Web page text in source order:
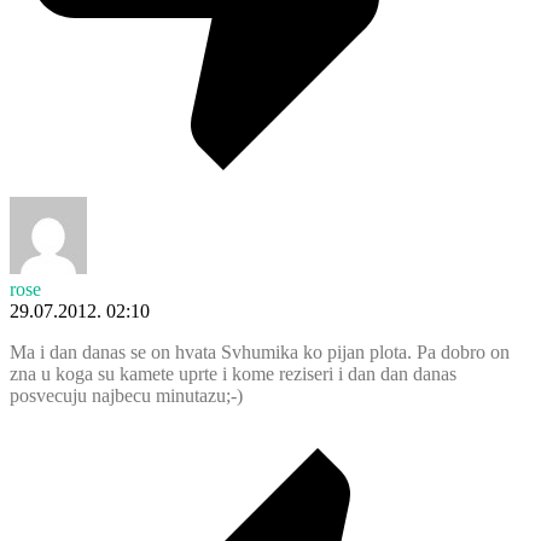
rose
29.07.2012. 02:10
Ma i dan danas se on hvata Svhumika ko pijan plota. Pa dobro on
zna u koga su kamete uprte i kome reziseri i dan dan danas
posvecuju najbecu minutazu;-)